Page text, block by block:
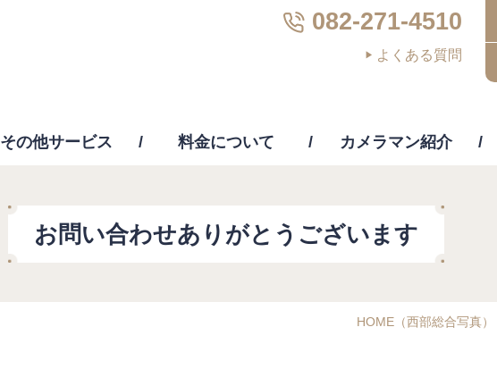
082-271-4510
よくある質問
その他サービス
動画編集 その他サービス
料金について カメラマン紹介
お問い合わせありがとうございます
HOME （西部総合写真）